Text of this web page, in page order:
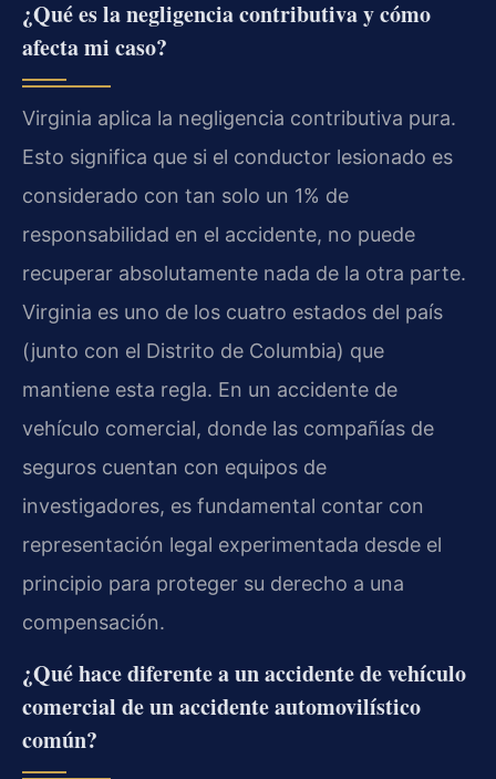
¿Qué es la negligencia contributiva y cómo
afecta mi caso?
Virginia aplica la negligencia contributiva pura.
Esto significa que si el conductor lesionado es
considerado con tan solo un 1% de
responsabilidad en el accidente, no puede
recuperar absolutamente nada de la otra parte.
Virginia es uno de los cuatro estados del país
(junto con el Distrito de Columbia) que
mantiene esta regla. En un accidente de
vehículo comercial, donde las compañías de
seguros cuentan con equipos de
investigadores, es fundamental contar con
representación legal experimentada desde el
principio para proteger su derecho a una
compensación.
¿Qué hace diferente a un accidente de vehículo
comercial de un accidente automovilístico
común?